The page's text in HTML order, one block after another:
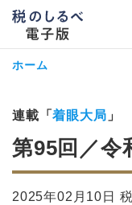
ホーム
連載「着眼大局 」
第95回／令
2025年02月10日